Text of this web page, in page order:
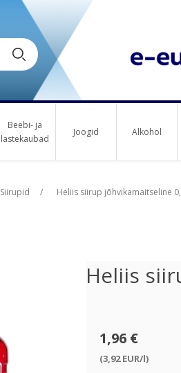
Beebi- ja
lastekaubad
Joogid Alkohol
Siirupid / Heliis siirup jõhvikamaitseline
Heliis
1,96 €
(3,92 EUR/l)